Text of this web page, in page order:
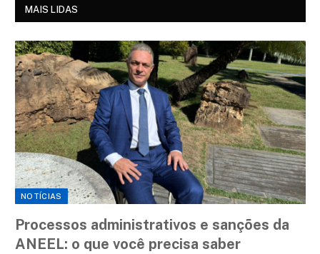
MAIS LIDAS
NOTÍCIAS
Processos administrativos e sanções da
ANEEL: o que você precisa saber